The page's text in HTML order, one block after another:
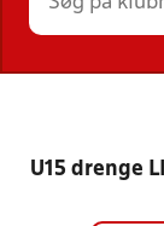
U15 drenge